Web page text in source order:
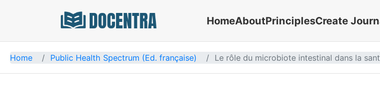
Docentra HomeAboutPrinciplesCreate
Home Public Health Spectrum (Ed. française) Le rôle du microbiote intestinal dans la